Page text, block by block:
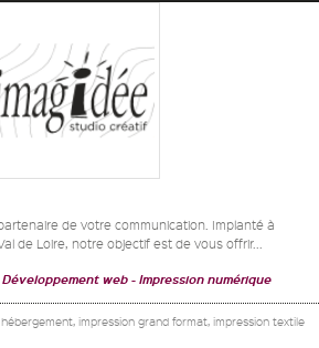
de votre communication. Implanté à
de Loire, notre objectif est de vous offrir...
Développement web Impression numérique
impression grand format, impression textile